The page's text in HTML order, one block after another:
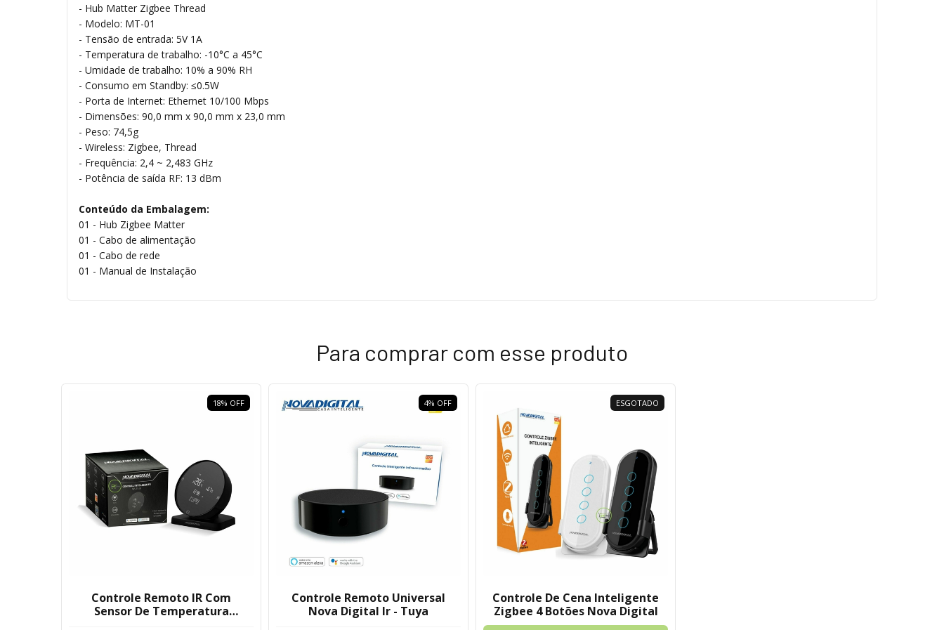
- Hub Matter Zigbee Thread
- Modelo: MT-01
- Tensão de entrada: 5V 1A
- Temperatura de trabalho: -10°C a 45°C
- Umidade de trabalho: 10% a 90% RH
- Consumo em Standby: ≤0.5W
- Porta de Internet: Ethernet 10/100 Mbps
- Dimensões: 90,0 mm x 90,0 mm x 23,0 mm
- Peso: 74,5g
- Wireless: Zigbee, Thread
- Frequência: 2,4 ~ 2,483 GHz
- Potência de saída RF: 13 dBm
Conteúdo da Embalagem:
01 - Hub Zigbee Matter
01 - Cabo de alimentação
01 - Cabo de rede
01 - Manual de Instalação
Para comprar com esse produto
18% OFF
Controle Remoto IR Com
Sensor De Temperatura
4% OFF
Controle Remoto Universal
Nova Digital Ir - Tuya
ESGOTADO
Controle De Cena Inteligente
Zigbee 4 Botões Nova Digital